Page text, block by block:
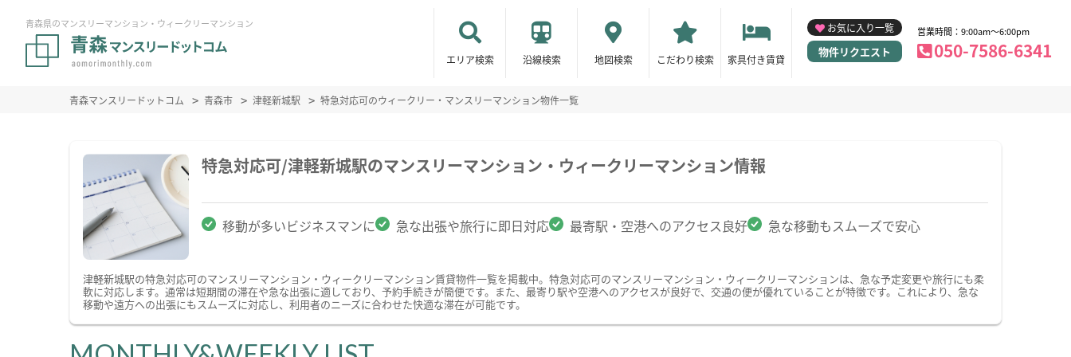
青森県のマンスリーマンション・ウィークリーマンション
エリア検索 沿線検索 地図検索 こだわり検索 家具付き賃貸
お気に入り一覧
物件リクエスト
営業時間：9:00am～6:00pm
050-7586-6341
青森マンスリードットコム 青森市 津軽新城駅 特急対応可のウィークリー・マンスリーマンション物件一覧
特急対応可/津軽新城駅のマンスリーマンション・ウィークリーマンション情報
移動が多いビジネスマンに 急な出張や旅行に即日対応 最寄駅・空港へのアクセス良好 急な移動もスムーズで安心
津軽新城駅の特急対応可のマンスリーマンション・ウィークリーマンション賃貸物件一覧を掲載中。特急対応可のマンスリーマンション・ウィークリーマンションは、急な予定変更や旅行にも柔
軟に対応します。通常は短期間の滞在や急な出張に適しており、予約手続きが簡便です。また、最寄り駅や空港へのアクセスが良好で、交通の便が優れていることが特徴です。これにより、急な
移動や遠方への出張にもスムーズに対応し、利用者のニーズに合わせた快適な滞在が可能です。